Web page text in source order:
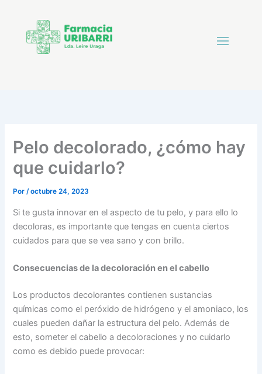
Pelo decolorado, ¿cómo hay
que cuidarlo?
Por/octubre 24, 2023
Si te gusta innovar en el aspecto de tu pelo, y para ello lo
decoloras, es importante que tengas en cuenta ciertos
cuidados para que se vea sano y con brillo.
Consecuencias de la decoloración en el cabello
Los productos decolorantes contienen sustancias
químicas como el peróxido de hidrógeno y el amoniaco, los
cuales pueden dañar la estructura del pelo. Además de
esto, someter el cabello a decoloraciones y no cuidarlo
como es debido puede provocar: